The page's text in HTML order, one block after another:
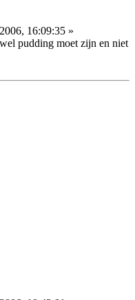
16:09:35 »
pudding moet zijn en niet